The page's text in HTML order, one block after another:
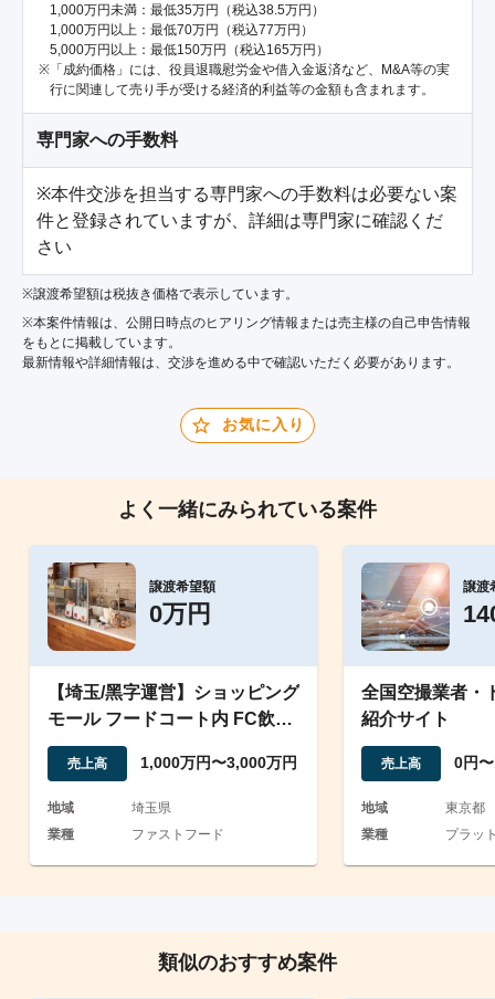
1,000万円未満：最低35万円（税込38.5万円）
1,000万円以上：最低70万円（税込77万円）
5,000万円以上：最低150万円（税込165万円）
「成約価格」には、役員退職慰労金や借入金返済など、M&A等の実
行に関連して売り手が受ける経済的利益等の金額も含まれます。
専門家への手数料
※本件交渉を担当する専門家への手数料は必要ない案
件と登録されていますが、詳細は専門家に確認くだ
さい
※譲渡希望額は税抜き価格で表示しています。
※本案件情報は、公開日時点のヒアリング情報または売主様の自己申告情報
をもとに掲載しています。
最新情報や詳細情報は、交渉を進める中で確認いただく必要があります。
お気に入り
よく一緒にみられている案件
譲渡希望額
0万円
【埼玉/黑字運営】ショッピング
モール フードコート内 FC飲食
事業譲渡
売上高 1,000万円〜3,000万円
地域
埼玉県
業種
ファストフード
譲渡
全国空撮業者・
紹介サイト
売上高 0円
地域
東京都
業種
プラッ
類似のおすすめ案件